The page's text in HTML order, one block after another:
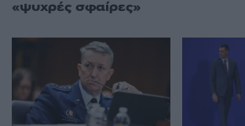
«ψυχρές σφαίρες»